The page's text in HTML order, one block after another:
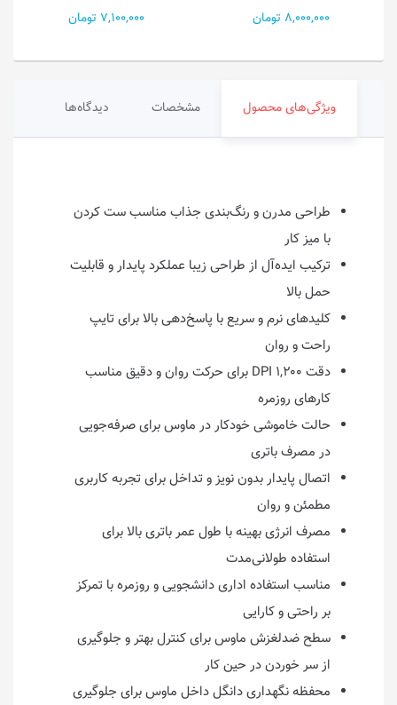
8,000,000 تومان 7,100,000 تومان
ویژگی‌های محصول مشخصات دیدگاه‌ها
طراحی مدرن و رنگ‌بندی جذاب مناسب ست کردن
با میز کار
ترکیب ایده‌آل از طراحی زیبا عملکرد پایدار و قابلیت
حمل بالا
کلیدهای نرم و سریع با پاسخ‌دهی بالا برای تایپ
راحت و روان
دقت ۱,۲۰۰ DPI برای حرکت روان و دقیق مناسب
کارهای روزمره
حالت خاموشی خودکار در ماوس برای صرفه‌جویی
در مصرف باتری
اتصال پایدار بدون نویز و تداخل برای تجربه کاربری
مطمئن و روان
مصرف انرژی بهینه با طول عمر باتری بالا برای
استفاده طولانی‌مدت
مناسب استفاده اداری دانشجویی و روزمره با تمرکز
بر راحتی و کارایی
سطح ضدلغزش ماوس برای کنترل بهتر و جلوگیری
از سر خوردن در حین کار
محفظه نگهداری دانگل داخل ماوس برای جلوگیری